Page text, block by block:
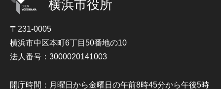
横浜市役所
〒231-0005
横浜市中区本町6丁目50番地の10
法人番号：3000020141003
開庁時間：月曜日から金曜日の午前8時45分から午後5時